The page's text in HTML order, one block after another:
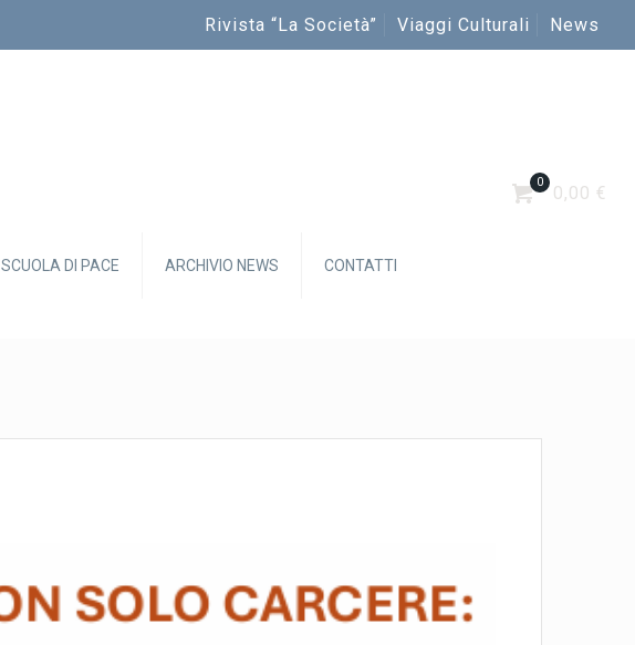
Rivista “La Società” Viaggi Culturali News
SCUOLA DI PACE ARCHIVIO NEWS CONTATTI
0
0,00 €